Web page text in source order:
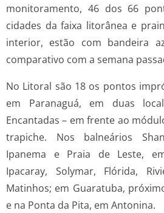
monitoramento, 46 dos 66
cidades da faixa litorânea e
interior, estão com bandeira
comparativo com a semana
No Litoral são 18 os pontos
em Paranaguá, em duas
Encantadas – em frente ao
trapiche. Nos balneários
Ipanema e Praia de Leste,
Ipacaray, Solymar, Flórida,
Matinhos; em Guaratuba,
e na Ponta da Pita, em Antonina.